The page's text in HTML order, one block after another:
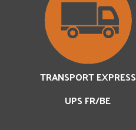
TRANSPORT EXPRESS
UPS FR/BE